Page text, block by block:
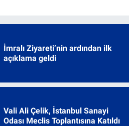
İmralı Ziyareti’nin ardından ilk
açıklama geldi
Vali Ali Çelik, İstanbul Sanayi
Odası Meclis Toplantısına Katıldı